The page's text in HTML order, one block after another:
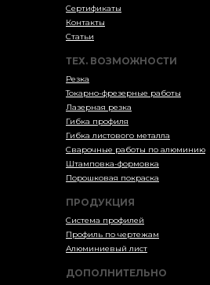
ПРОДУКЦИЯ
Система профилей
Профиль по чертежам
Алюминиевый лист
ДОПОЛНИТЕЛЬНО
ТЕХ. ВОЗМОЖНОСТИ
Резка
Токарно-фрезерные работы
Лазерная резка
Гибка профиля
Гибка листового металла
Сварочные работы по алюминию
Штамповка-формовка
Порошковая покраска
Сертификаты
Контакты
Статьи